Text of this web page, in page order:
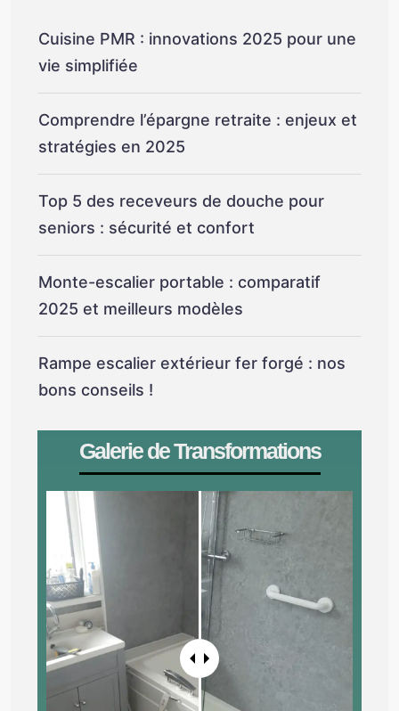
Cuisine PMR : innovations 2025 pour une
vie simplifiée
Comprendre l’épargne retraite : enjeux et
stratégies en 2025
Top 5 des receveurs de douche pour
seniors : sécurité et confort
Monte-escalier portable : comparatif
2025 et meilleurs modèles
Rampe escalier extérieur fer forgé : nos
bons conseils !
Galerie de Transformations